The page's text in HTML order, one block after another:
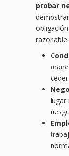
probar
razonable.
lugar